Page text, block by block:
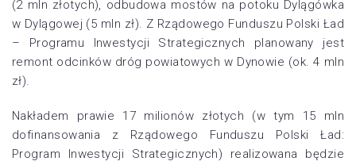
(2 mln złotych), odbudowa mostów na potoku Dylągówka
w Dylągowej (5 mln zł). Z Rządowego Funduszu Polski Ład
– Programu Inwestycji Strategicznych planowany jest
remont odcinków dróg powiatowych w Dynowie (ok. 4 mln
zł).
Nakładem prawie 17 milionów złotych (w tym 15 mln
dofinansowania z Rządowego Funduszu Polski Ład:
Program Inwestycji Strategicznych) realizowana będzie